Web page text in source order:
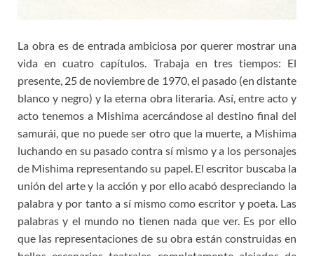
La obra es de entrada ambiciosa por querer mostrar una
vida en cuatro capítulos. Trabaja en tres tiempos: El
presente, 25 de noviembre de 1970, el pasado (en distante
blanco y negro) y la eterna obra literaria. Así, entre acto y
acto tenemos a Mishima acercándose al destino final del
samurái, que no puede ser otro que la muerte, a Mishima
luchando en su pasado contra sí mismo y a los personajes
de Mishima representando su papel. El escritor buscaba la
unión del arte y la acción y por ello acabó despreciando la
palabra y por tanto a sí mismo como escritor y poeta. Las
palabras y el mundo no tienen nada que ver. Es por ello
que las representaciones de su obra están construidas en